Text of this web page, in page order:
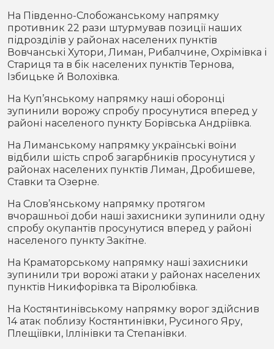
На Південно-Слобожанському напрямку
противник 22 рази штурмував позиції наших
підрозділів у районах населених пунктів
Вовчанські Хутори, Лиман, Рибалчине, Охрімівка і
Стариця та в бік населених пунктів Тернова,
Ізбицьке й Волохівка.
На Куп’янському напрямку наші оборонці
зупинили ворожу спробу просунутися вперед у
районі населеного пункту Борівська Андріївка.
На Лиманському напрямку українські воїни
відбили шість спроб загарбників просунутися у
районах населених пунктів Лиман, Дробишеве,
Ставки та Озерне.
На Слов’янському напрямку протягом
вчорашньої доби наші захисники зупинили одну
спробу окупантів просунутися вперед у районі
населеного пункту Закітне.
На Краматорському напрямку наші захисники
зупинили три ворожі атаки у районах населених
пунктів Никифорівка та Віролюбівка.
На Костянтинівському напрямку ворог здійснив
14 атак поблизу Костянтинівки, Русиного Яру,
Плещіївки, Іллінівки та Степанівки.